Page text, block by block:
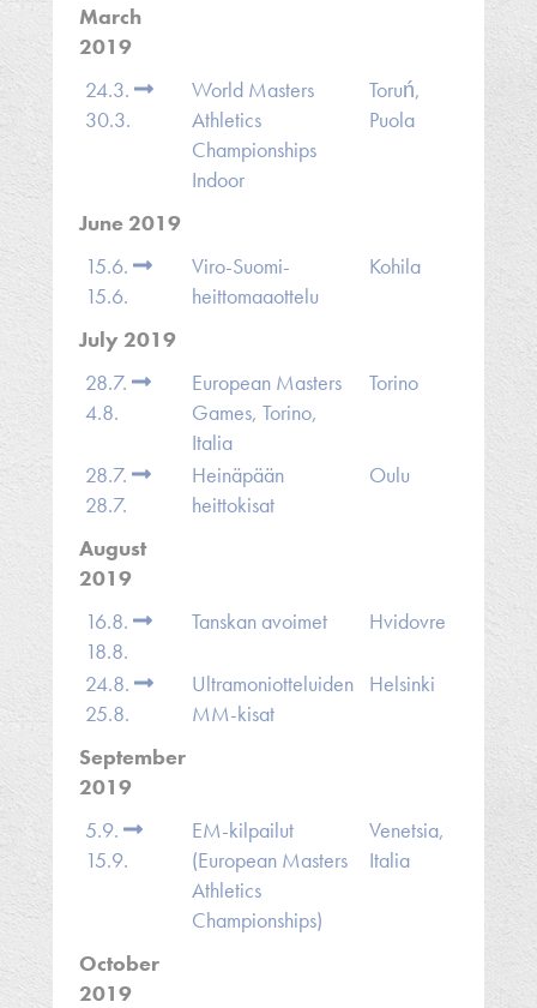
March
2019
24.3.
30.3.
World Masters
Athletics
Championships
Indoor
Toruń,
Puola
June 2019
15.6.
15.6.
Viro-Suomi-
heittomaaottelu
Kohila
July 2019
28.7.
4.8.
European Masters
Games, Torino,
Italia
Torino
28.7.
28.7.
Heinäpään
heittokisat
Oulu
August
2019
16.8.
18.8.
Tanskan avoimet Hvidovre
24.8.
25.8.
Ultramoniotteluiden
MM-kisat
Helsinki
September
2019
5.9.
15.9.
EM-kilpailut
(European Masters
Athletics
Championships)
Venetsia,
Italia
October
2019